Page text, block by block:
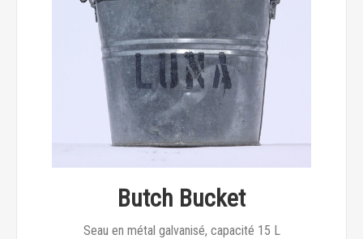
Butch Bucket
Seau en métal galvanisé, capacité 15 L